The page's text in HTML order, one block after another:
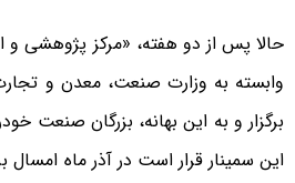
حالا پس از دو هفته، «مرکز پژوهشی
وابسته به وزارت صنعت، معدن و
برگزار و به این بهانه، بزرگان صنعت
این سمینار قرار است در آذر ماه امسال